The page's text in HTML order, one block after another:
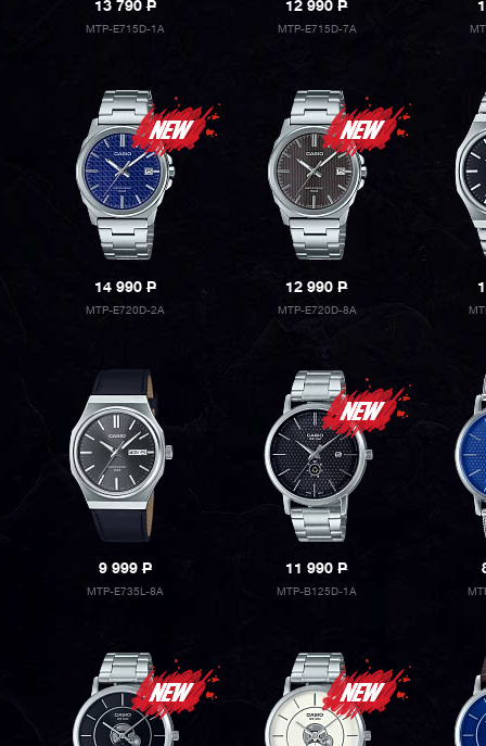
13 790P
MTP-E715D-1A
12 990P
MTP-E715D-7A
14 990P
MTP-E720D-2A
12 990P
MTP-E720D-8A
9 999P
MTP-E735L-8A
11 990P
MTP-B125D-1A